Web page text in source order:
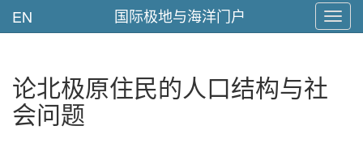
EN 国际极地与海洋门户
论北极原住民的人口结构与社
会问题